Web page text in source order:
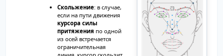
Скольжение: в случае,
если на пути движения
курсора силы
притяжения по одной
из осей встречается
ограничительная